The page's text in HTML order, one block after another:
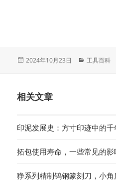
发
2024年10月23日
分
工具百科
相关文章
印泥发展史：方寸印迹中的千
拓包使用寿命，一些常见的
狰系列精制钨钢篆刻刀，小